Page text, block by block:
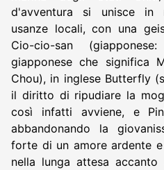
d'avventura si unisce in
usanze locali, con una
Cio-cio-san
giapponese che significa
Chou), in inglese Butterfly
il diritto di ripudiare la
così infatti avviene, e
abbandonando la
forte di un amore ardente
nella lunga attesa